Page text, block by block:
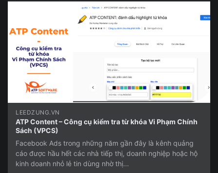
LEEDZUNG.VN
ATP Content – Công cụ kiểm tra từ khóa Vi Phạm Chính
Sách (VPCS)
Facebook Ads trong những năm gần đây là kênh quảng
cáo được hầu hết các nhà tiếp thị, doanh nghiệp hoặc hộ
kinh doanh nhỏ lẻ tin dùng nhờ thị...